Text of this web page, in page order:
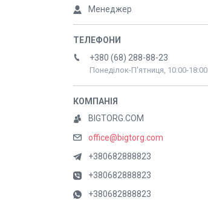
Менеджер
+380 (68) 288-88-23
Понеділок-П'ятниця, 10:00-18:00
BIGTORG.COM
office@bigtorg.com
+380682888823
+380682888823
+380682888823